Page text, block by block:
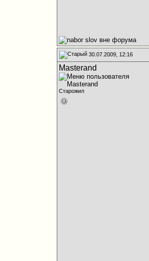
30.07.2009, 12:16
Masterand
Старожил